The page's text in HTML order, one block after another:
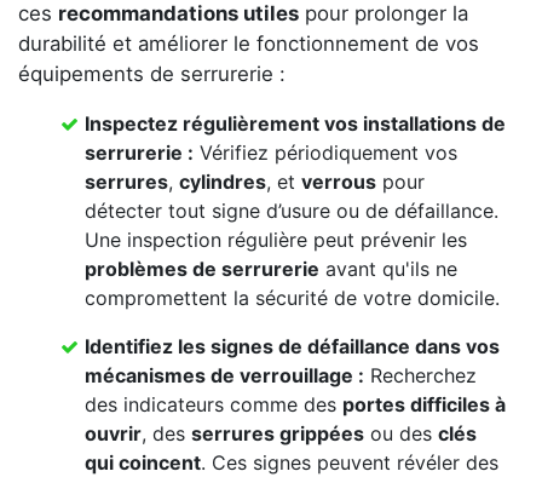
ces recommandations utiles pour prolonger la
durabilité et améliorer le fonctionnement de vos
équipements de serrurerie :
Inspectez régulièrement vos installations de
serrurerie : Vérifiez périodiquement vos
serrures, cylindres, et verrous pour
détecter tout signe d’usure ou de défaillance.
Une inspection régulière peut prévenir les
problèmes de serrurerie avant qu'ils ne
compromettent la sécurité de votre domicile.
Identifiez les signes de défaillance dans vos
mécanismes de verrouillage : Recherchez
des indicateurs comme des portes difficiles à
ouvrir, des serrures grippées ou des clés
qui coincent. Ces signes peuvent révéler des